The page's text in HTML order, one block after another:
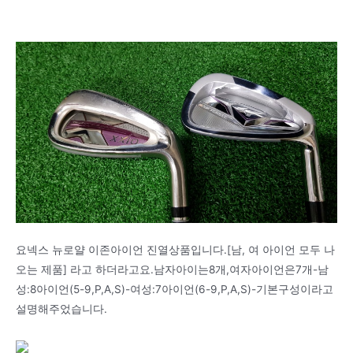
요넥스 뉴로얄 이존아이언 진열상품입니다.[남, 여 아이언 모두 나
오는 제품] 라고 하더라고요.남자아이는8개,여자아이언은7개-남
성:8아이언(5-9,P,A,S)-여성:7아이언(6-9,P,A,S)-기본구성이라고
설명해주었습니다.